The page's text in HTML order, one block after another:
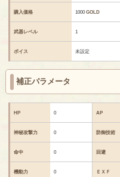
購入価格 1000GOLD
武器レベル 1
ボイス 未設定
補正パラメータ
HP 0 AP
神秘攻撃力 0 防御技術
命中 0 回避
機動力 0 ＥＸＦ